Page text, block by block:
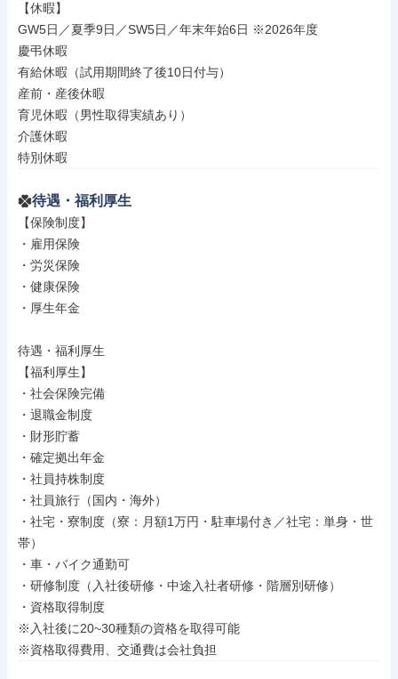
【休暇】
GW5日／夏季9日／SW5日／年末年始6日 ※2026年度
慶弔休暇
有給休暇（試用期間終了後10日付与）
産前・産後休暇
育児休暇（男性取得実績あり）
介護休暇
特別休暇
待遇・福利厚生
【保険制度】
・雇用保険
・労災保険
・健康保険
・厚生年金
待遇・福利厚生
【福利厚生】
・社会保険完備
・退職金制度
・財形貯蓄
・確定拠出年金
・社員持株制度
・社員旅行（国内・海外）
・社宅・寮制度（寮：月額1万円・駐車場付き／社宅：単身・世
帯）
・車・バイク通勤可
・研修制度（入社後研修・中途入社者研修・階層別研修）
・資格取得制度
※入社後に20~30種類の資格を取得可能
※資格取得費用、交通費は会社負担